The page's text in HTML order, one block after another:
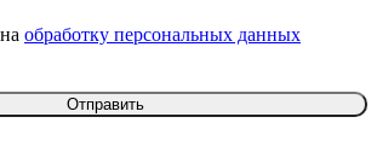
на обработку персональных данных